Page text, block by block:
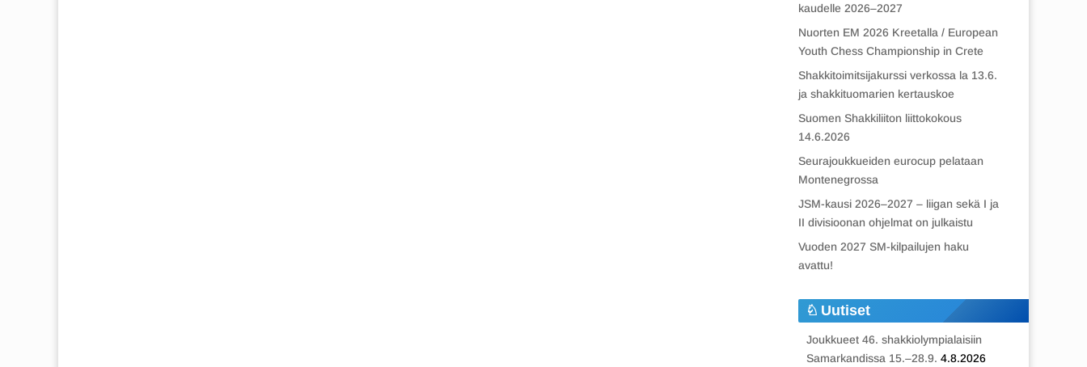
kaudelle 2026–2027
Nuorten EM 2026 Kreetalla / European
Youth Chess Championship in Crete
Shakkitoimitsijakurssi verkossa la 13.6.
ja shakkituomarien kertauskoe
Suomen Shakkiliiton liittokokous
14.6.2026
Seurajoukkueiden eurocup pelataan
Montenegrossa
JSM-kausi 2026–2027 – liigan sekä I ja
II divisioonan ohjelmat on julkaistu
Vuoden 2027 SM-kilpailujen haku
avattu!
Uutiset
Joukkueet 46. shakkiolympialaisiin
Samarkandissa 15.–28.9. 4.8.2026